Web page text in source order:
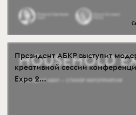
Президент АБКР выступит
креативной сессии
Expo 2...